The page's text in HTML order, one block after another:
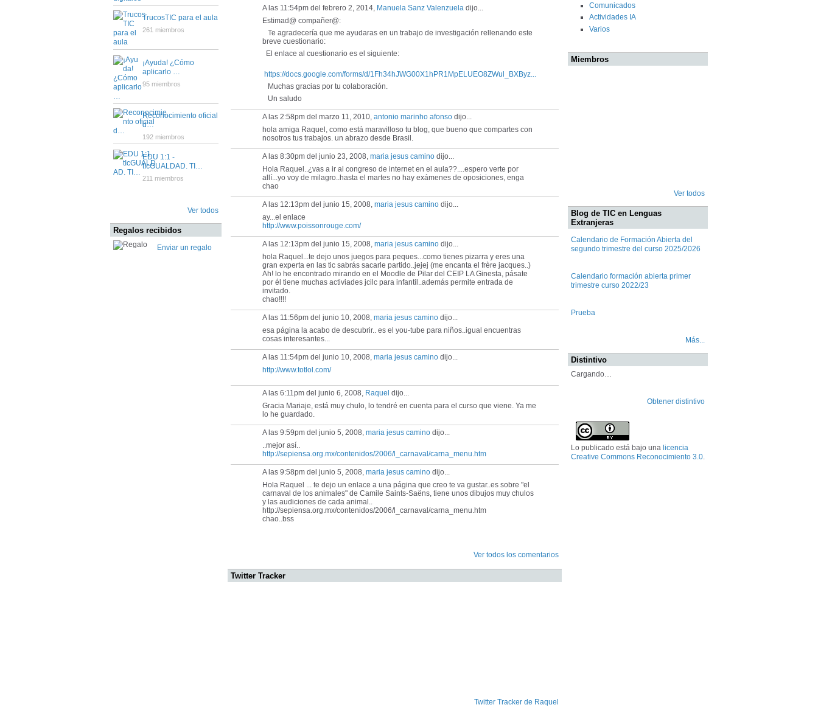
TrucosTIC para el aula
261 miembros
¡Ayuda! ¿Cómo
aplicarlo …
95 miembros
Reconocimiento oficial
d…
192 miembros
EDU 1:1 -
tIcGUALDAD. TI…
211 miembros
Ver todos
Regalos recibidos
Enviar un regalo
A las 11:54pm del febrero 2, 2014, Manuela Sanz Valenzuela dijo...
Estimad@ compañer@:
Te agradecería que me ayudaras en un trabajo de investigación rellenando este
breve cuestionario:
El enlace al cuestionario es el siguiente:
https://docs.google.com/forms/d/1Fh34hJWG00X1hPR1MpELUEO8ZWul_BXByz...
Muchas gracias por tu colaboración.
Un saludo
A las 2:58pm del marzo 11, 2010, antonio marinho afonso dijo...
hola amiga Raquel, como está maravilloso tu blog, que bueno que compartes con
nosotros tus trabajos. un abrazo desde Brasil.
A las 8:30pm del junio 23, 2008, maria jesus camino dijo...
Hola Raquel..¿vas a ir al congreso de internet en el aula??....espero verte por
allí...yo voy de milagro..hasta el martes no hay exámenes de oposiciones, enga
chao
A las 12:13pm del junio 15, 2008, maria jesus camino dijo...
ay...el enlace
http://www.poissonrouge.com/
A las 12:13pm del junio 15, 2008, maria jesus camino dijo...
hola Raquel...te dejo unos juegos para peques...como tienes pizarra y eres una
gran experta en las tic sabrás sacarle partido..jejej (me encanta el frère jacques..)
Ah! lo he encontrado mirando en el Moodle de Pilar del CEIP LA Ginesta, pásate
por él tiene muchas activiades jcilc para infantil..además permite entrada de
invitado.
chao!!!!
A las 11:56pm del junio 10, 2008, maria jesus camino dijo...
esa página la acabo de descubrir.. es el you-tube para niños..igual encuentras
cosas interesantes...
A las 11:54pm del junio 10, 2008, maria jesus camino dijo...
http://www.totlol.com/
A las 6:11pm del junio 6, 2008, Raquel dijo...
Gracia Mariaje, está muy chulo, lo tendré en cuenta para el curso que viene. Ya me
lo he guardado.
A las 9:59pm del junio 5, 2008, maria jesus camino dijo...
..mejor así..
http://sepiensa.org.mx/contenidos/2006/l_carnaval/carna_menu.htm
A las 9:58pm del junio 5, 2008, maria jesus camino dijo...
Hola Raquel ... te dejo un enlace a una página que creo te va gustar..es sobre "el
carnaval de los animales" de Camile Saints-Saëns, tiene unos dibujos muy chulos
y las audiciones de cada animal..
http://sepiensa.org.mx/contenidos/2006/l_carnaval/carna_menu.htm
chao..bss
Ver todos los comentarios
Twitter Tracker
Twitter Tracker de Raquel
Comunicados
Actividades IA
Varios
Miembros
Ver todos
Blog de TIC en Lenguas
Extranjeras
Calendario de Formación Abierta del
segundo trimestre del curso 2025/2026
Calendario formación abierta primer
trimestre curso 2022/23
Prueba
Más...
Distintivo
Cargando…
Obtener distintivo
Lo publicado está bajo una licencia
Creative Commons Reconocimiento 3.0.